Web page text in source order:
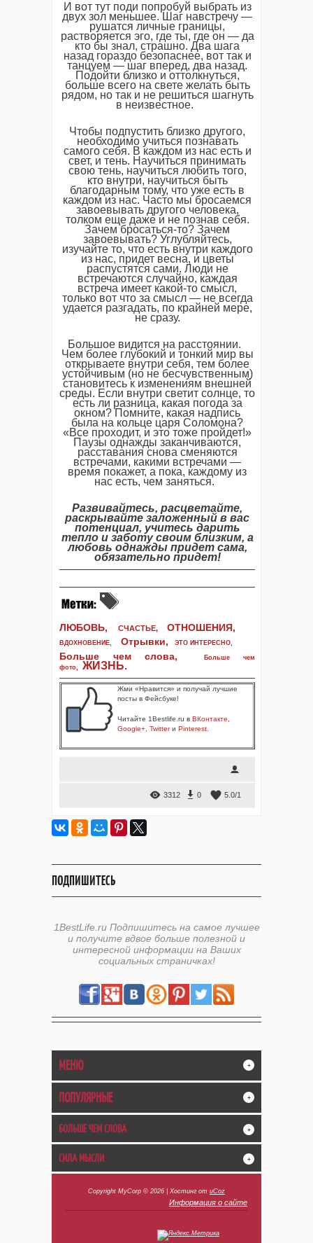
И вот тут поди попробуй выбрать из
двух зол меньшее. Шаг навстречу —
рушатся личные границы,
растворяется эго, где ты, где он — да
кто бы знал, страшно. Два шага
назад гораздо безопаснее, вот так и
танцуем — шаг вперед, два назад.
Подойти близко и оттолкнуться,
больше всего на свете желать быть
рядом, но так и не решиться шагнуть
в неизвестное.
Чтобы подпустить близко другого,
необходимо учиться познавать
самого себя. В каждом из нас есть и
свет, и тень. Научиться принимать
свою тень, научиться любить того,
кто внутри, научиться быть
благодарным тому, что уже есть в
каждом из нас. Часто мы бросаемся
завоевывать другого человека,
толком еще даже и не познав себя.
Зачем бросаться-то? Зачем
завоевывать? Углубляйтесь,
изучайте то, что есть внутри каждого
из нас, придет весна, и цветы
распустятся сами. Люди не
встречаются случайно, каждая
встреча имеет какой-то смысл,
только вот что за смысл — не всегда
удается разгадать, по крайней мере,
не сразу.
Большое видится на расстоянии.
Чем более глубокий и тонкий мир вы
открываете внутри себя, тем более
устойчивым (но не бесчувственным)
становитесь к изменениям внешней
среды. Если внутри светит солнце, то
есть ли разница, какая погода за
окном? Помните, какая надпись
была на кольце царя Соломона?
«Все проходит, и это тоже пройдет!»
Паузы однажды заканчиваются,
расставания снова сменяются
встречами, какими встречами —
время покажет, а пока, каждому из
нас есть, чем заняться.
Развивайтесь, расцветайте,
раскрывайте заложенный в вас
потенциал, учитесь дарить
тепло и заботу своим близким, а
любовь однажды придет сама,
обязательно придет!
ЛЮБОВЬ, СЧАСТЬЕ, ОТНОШЕНИЯ,
ВДОХНОВЕНИЕ, Отрывки, ЭТО ИНТЕРЕСНО,
Больше чем слова,
Больше чем
фото, ЖИЗНЬ.
Жми «Нравится» и получай лучшие
посты в Фейсбуке!
Читайте 1Bestlife.ru в ВКонтакте
Google+ Twitterи Pinterest
3312 0 5.0/1
ПОДПИШИТЕСЬ
1BestLife.ru Подпишитесь на самое лучшее
и получите вдвое больше полезной и
интересной информации на Ваших
социальных страничках!
МЕНЮ +
ПОПУЛЯРНЫЕ +
БОЛЬШЕ ЧЕМ СЛОВА +
СИЛА МЫСЛИ +
Copyright MyCorp © 2026 Хостинг от uCoz
Информация о сайте